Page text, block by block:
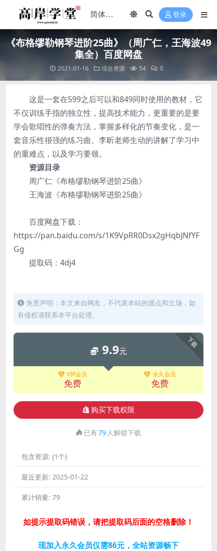
登录
《布格缪勒钢琴进阶25曲》（周广仁，王海波49
集全）百度网盘
2021-01-16 综合资源 54 0
这是一套在599之后可以和849同时使用的教材，它
不仅训练手指的独立性，提高技术能力，更重要的是要
学会歌唱性的弹奏方法，掌握多样化的节奏变化，是一
套音乐性很强的练习曲。李昕老师生动的讲解了学习中
的重难点，以及学习要领。
资源目录
周广仁《布格缪勒钢琴进阶25曲》
王海波《布格缪勒钢琴进阶25曲》
百度网盘下载：
https://pan.baidu.com/s/1K9VpRR0Dsx2gHqbJNfYF
Gg
提取码：4dj4
免责声明：本文来自网友，不代表本站的观点和立场，如
有侵权请联系本平台处理。
下载
9.9元
VIP会员
免费
永久会员
免费
购买下载权限
已有79 人解锁下载
包含资源: (1个)
最近更新: 2025-01-22
累计销量: 79
如提示提取码错误，请把提取码后面的空格删除！
现加入永久会员仅需86元，全站资源畅下